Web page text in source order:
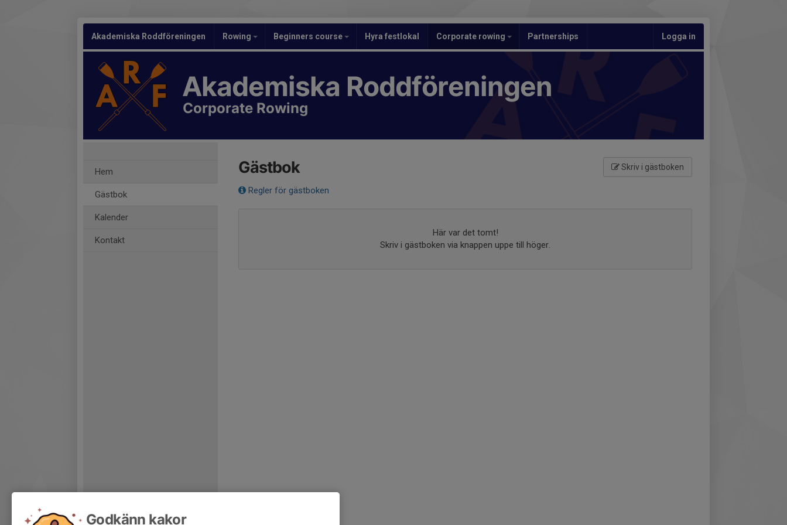
Akademiska Roddföreningen Rowing Beginners course Hyra festlokal Corporate rowing Partnerships Logga in
Akademiska Roddföreningen
Corporate Rowing
Hem
Gästbok
Kalender
Kontakt
Gästbok Skriv i gästboken
Regler för gästboken
Här var det tomt!
Skriv i gästboken via knappen uppe till höger.
Godkänn kakor